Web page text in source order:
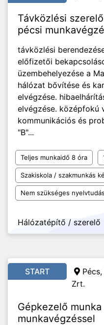
Távközlési
pécsi
távközlési
előfizetői
üzembehelyezése a
hálózat bővítése és
elvégzése.
elvégzése. középfokú
kommunikációs és
"B"...
Teljes munkaidő 8 óra
Szakiskola / szakmunkás
Nem szükséges nyelvtudás
Hálózatépítő / szerelő
START
Zrt.
Gépkezelő
munkavégzéssel